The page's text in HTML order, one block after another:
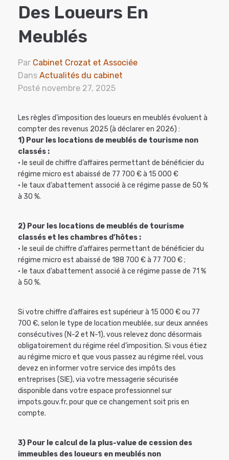
Des Loueurs En
Meublés
Par Cabinet Crozat et Associée
Dans Actualités du cabinet
Posté novembre 27, 2025
Les règles d’imposition des loueurs en meublés évoluent à
compter des revenus 2025 (à déclarer en 2026) :
1) Pour les locations de meublés de tourisme non
classés :
• le seuil de chiffre d’affaires permettant de bénéficier du
régime micro est abaissé de 77 700 € à 15 000 €
• le taux d’abattement associé à ce régime passe de 50 %
à 30 %.
2) Pour les locations de meublés de tourisme
classés et les chambres d’hôtes :
• le seuil de chiffre d’affaires permettant de bénéficier du
régime micro est abaissé de 188 700 € à 77 700 € ;
• le taux d’abattement associé à ce régime passe de 71 %
à 50 %.
Si votre chiffre d’affaires est supérieur à 15 000 € ou 77
700 €, selon le type de location meublée, sur deux années
consécutives (N-2 et N-1), vous relevez donc désormais
obligatoirement du régime réel d’imposition. Si vous étiez
au régime micro et que vous passez au régime réel, vous
devez en informer votre service des impôts des
entreprises (SIE), via votre messagerie sécurisée
disponible dans votre espace professionnel sur
impots.gouv.fr, pour que ce changement soit pris en
compte.
3) Pour le calcul de la plus-value de cession des
immeubles des loueurs en meublés non